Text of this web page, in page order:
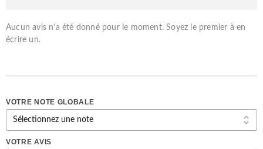
Aucun avis n’a été donné pour le moment. Soyez le premier à en
écrire un.
VOTRE NOTE GLOBALE
VOTRE AVIS